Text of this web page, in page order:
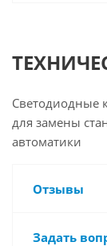
Светодиодные
для замены
автоматики
Отзывы
Задать